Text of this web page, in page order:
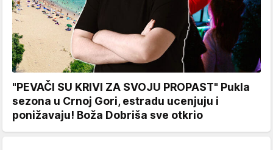
"PEVAČI SU KRIVI ZA SVOJU PROPAST" Pukla
sezona u Crnoj Gori, estradu ucenjuju i
ponižavaju! Boža Dobriša sve otkrio